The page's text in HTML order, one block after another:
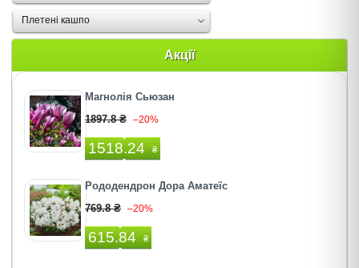
Плетені кашпо
Акції
Магнолія Сьюзан
1897.8 ₴ –20%
1518.24 ₴
Рододендрон Дора Аматеїс
769.8 ₴ –20%
615.84 ₴